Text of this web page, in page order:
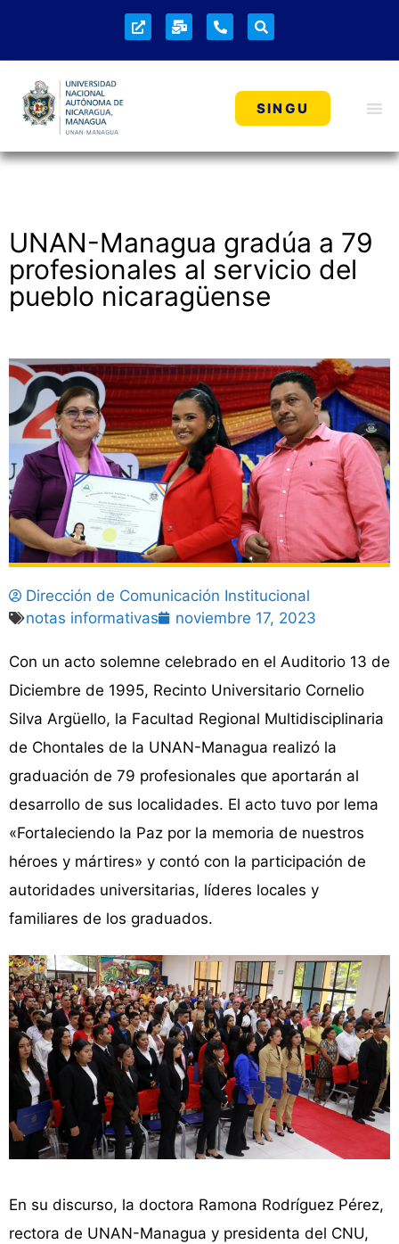
SINGU
NOTICIAS
UNAN-Managua gradúa a 79
profesionales al servicio del
pueblo nicaragüense
Dirección de Comunicación Institucional
notas informativas
noviembre 17, 2023
Con un acto solemne celebrado en el Auditorio 13 de
Diciembre de 1995, Recinto Universitario Cornelio
Silva Argüello, la Facultad Regional Multidisciplinaria
de Chontales de la UNAN-Managua realizó la
graduación de 79 profesionales que aportarán al
desarrollo de sus localidades. El acto tuvo por lema
«Fortaleciendo la Paz por la memoria de nuestros
héroes y mártires» y contó con la participación de
autoridades universitarias, líderes locales y
familiares de los graduados.
En su discurso, la doctora Ramona Rodríguez Pérez,
rectora de UNAN-Managua y presidenta del CNU,